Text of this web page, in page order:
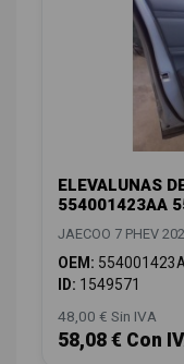
ELEVALUNAS
554001423AA
JAECOO 7 PHEV
OEM:
ID: 1549571
48,00 € Sin IVA
58,08 € Con